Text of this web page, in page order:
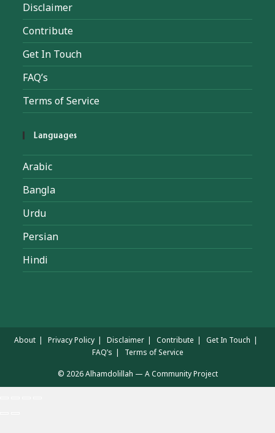
Disclaimer
Contribute
Get In Touch
FAQ’s
Terms of Service
Languages
Arabic
Bangla
Urdu
Persian
Hindi
About Privacy Policy Disclaimer Contribute
Get In Touch
FAQ’s
Terms of Service
© 2026 Alhamdolillah — A Community Project